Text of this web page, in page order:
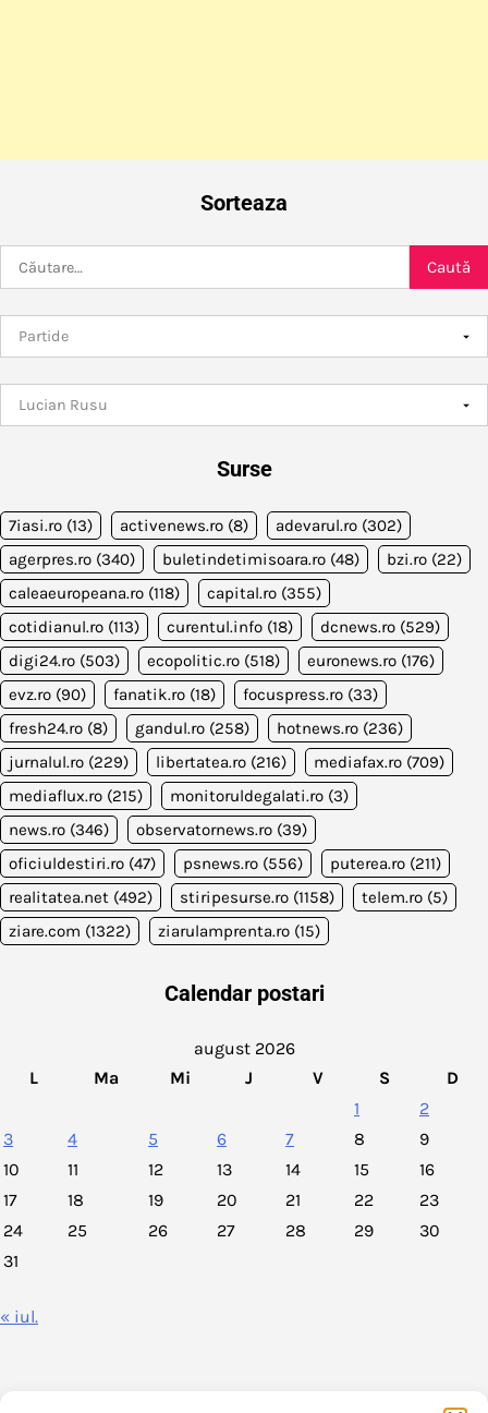
Sorteaza
Caută
după:
Surse
7iasi.ro (13) activenews.ro (8) adevarul.ro (302)
agerpres.ro (340) buletindetimisoara.ro (48) bzi.ro (22)
caleaeuropeana.ro (118) capital.ro (355)
cotidianul.ro (113) curentul.info (18) dcnews.ro (529)
digi24.ro (503) ecopolitic.ro (518) euronews.ro (176)
evz.ro (90) fanatik.ro (18) focuspress.ro (33)
fresh24.ro (8) gandul.ro (258) hotnews.ro (236)
jurnalul.ro (229) libertatea.ro (216) mediafax.ro (709)
mediaflux.ro (215) monitoruldegalati.ro (3)
news.ro (346) observatornews.ro (39)
oficiuldestiri.ro (47) psnews.ro (556) puterea.ro (211)
realitatea.net (492) stiripesurse.ro (1158) telem.ro (5)
ziare.com (1322) ziarulamprenta.ro (15)
Calendar postari
august 2026
L
Ma Mi J V S
D
1
2
3
4 5 6 7 8
9
10
11 12 13 14 15
16
17
18 19 20 21 22
23
24
25 26 27 28 29
30
31
« iul.